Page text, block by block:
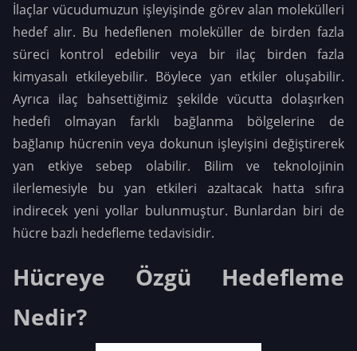
İlaçlar vücudumuzun işleyişinde görev alan molekülleri
hedef alır. Bu hedeflenen moleküller de birden fazla
süreci kontrol edebilir veya bir ilaç birden fazla
kimyasalı etkileyebilir. Böylece yan etkiler oluşabilir.
Ayrıca ilaç bahsettiğimiz şekilde vücutta dolaşırken
hedefi olmayan farklı bağlanma bölgelerine de
bağlanıp hücrenin veya dokunun işleyişini değiştirerek
yan etkiye sebep olabilir. Bilim ve teknolojinin
ilerlemesiyle bu yan etkileri azaltacak hatta sıfıra
indirecek yeni yollar bulunmuştur. Bunlardan biri de
hücre bazlı hedefleme tedavisidir.
Hücreye Özgü Hedefleme
Nedir?